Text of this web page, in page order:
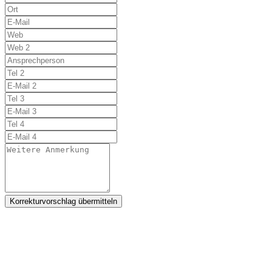
Korrekturvorschlag übermitteln